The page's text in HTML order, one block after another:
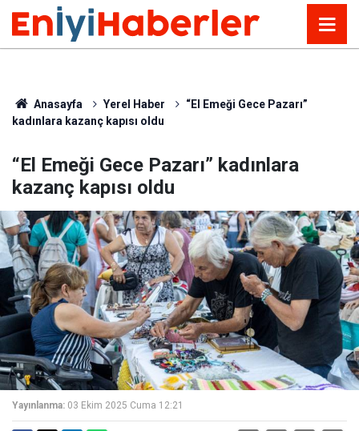
Anasayfa Yerel Haber
“El Emeği Gece Pazarı”
kadınlara kazanç kapısı oldu
“El Emeği Gece Pazarı” kadınlara
kazanç kapısı oldu
Yayınlanma: 03 Ekim 2025 Cuma 12:21